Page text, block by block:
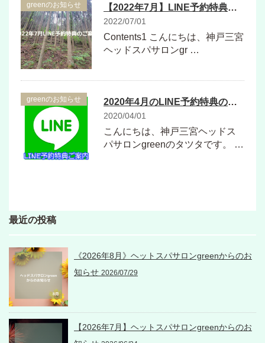
greenのお知らせ 【2022年7月】LINE予約特典のご案内
2022/07/01
Contents1 こんにちは、神戸三宮
ヘッドスパサロンgr …
greenのお知らせ 2020年4月のLINE予約特典のご案内
2020/04/01
こんにちは、神戸三宮ヘッドス
パサロンgreenのタツタです。 …
最近の投稿
《2026年8月》ヘットスパサロンgreenからのお
知らせ 2026/07/29
【2026年7月】ヘットスパサロンgreenからのお